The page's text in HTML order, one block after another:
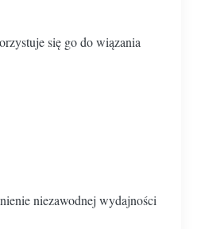
się go do wiązania
niezawodnej wydajności